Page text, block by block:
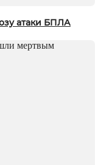
атаки БПЛА